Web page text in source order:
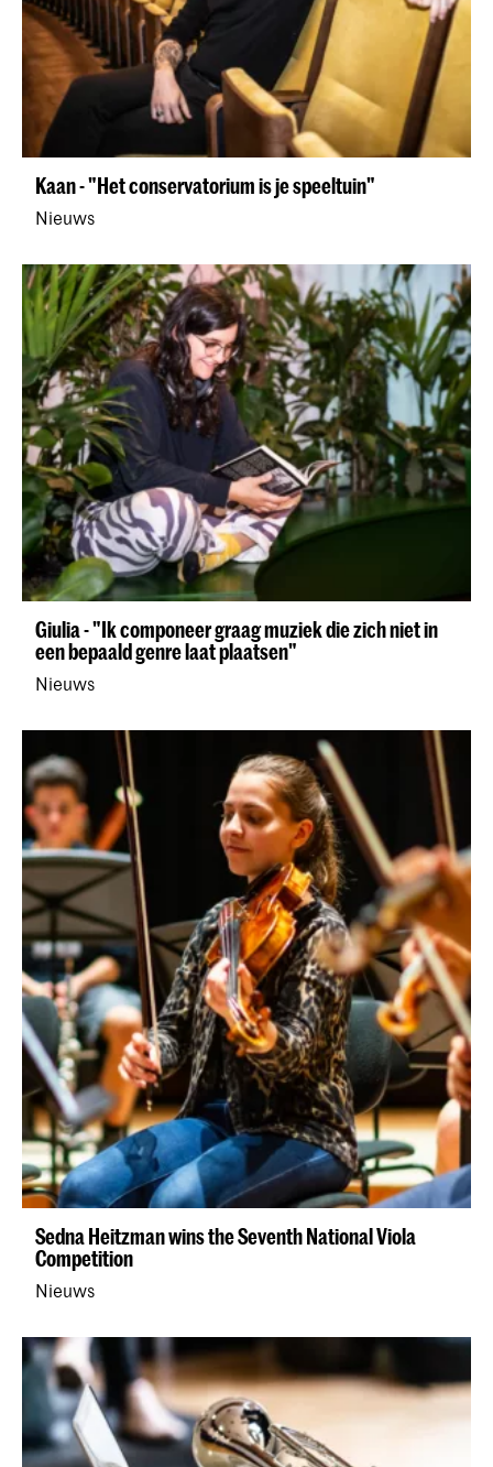
Kaan - "Het conservatorium is je speeltuin"
Nieuws
Giulia - "Ik componeer graag muziek die zich niet in
een bepaald genre laat plaatsen"
Nieuws
Sedna Heitzman wins the Seventh National Viola
Competition
Nieuws